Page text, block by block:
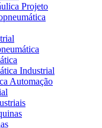
Projeto
Industrial
Automação